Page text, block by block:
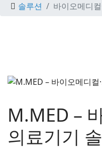
솔루션
바이오메디
M.MED –
의료기기